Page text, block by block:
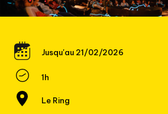
Jusqu'au 21/02/2026
1h
Le Ring